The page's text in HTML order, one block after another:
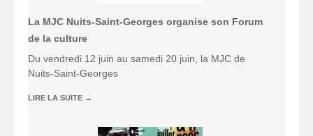
La MJC Nuits-Saint-Georges organise son Forum
de la culture
Du vendredi 12 juin au samedi 20 juin, la MJC de
Nuits-Saint-Georges
LIRE LA SUITE →